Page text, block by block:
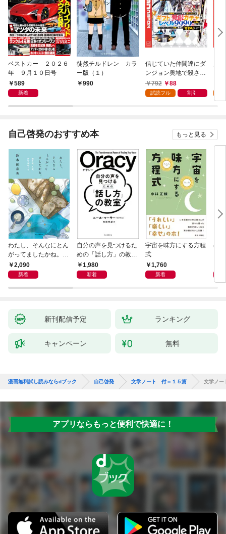
ベストカー ２０２６
年 ９月１０日号
589
新着
徒然チルドレン カラ
ー版（１）
990
信じていた仲間達にダ
ンジョン奥地で殺され
かけたがギフト『無限
ガチャ』でレベル９９
『ざまぁ！』します！
792 88
試読フル 割引
自己啓発のおすすめ本 もっと見る
わたし、そんなにとん
がってましたかね。
獅子座、Ａ型、丙午は
めぐる
2,090
新着
自分の声を見つけるた
めの「話し方」の教
室 Ｏｒａｃｙ（オラ
シー）
1,980
新着
宇宙を味方にする方程
式
1,760
新着
基
新刊配信予定 ランキング
キャンペーン 無料
漫画無料試し読みならdブック 自己啓発 文学ノート 付＝１５篇 文学ノ
アプリならもっと便利で快適に！